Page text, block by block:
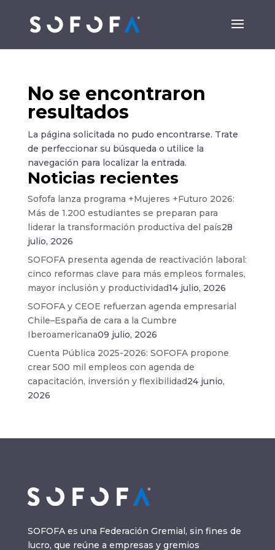
No se encontraron
resultados
La página solicitada no pudo encontrarse. Trate
de perfeccionar su búsqueda o utilice la
navegación para localizar la entrada.
Noticias recientes
Sofofa lanza programa +Mujeres +Futuro 2026:
Más de 1.200 estudiantes se preparan para
liderar la transformación productiva del país28
julio, 2026
SOFOFA presenta agenda de reactivación laboral:
cinco reformas clave para más empleos formales,
mayor inclusión y productividad14 julio, 2026
SOFOFA y CEOE refuerzan agenda empresarial
Chile–España de cara a la Cumbre
Iberoamericana09 julio, 2026
Cuenta Pública 2025-2026: SOFOFA propone
crear 500 mil empleos con agenda de
capacitación, inversión y flexibilidad24 junio,
2026
SOFOFA es una Federación Gremial, sin fines de
lucro, que reúne a empresas y gremios